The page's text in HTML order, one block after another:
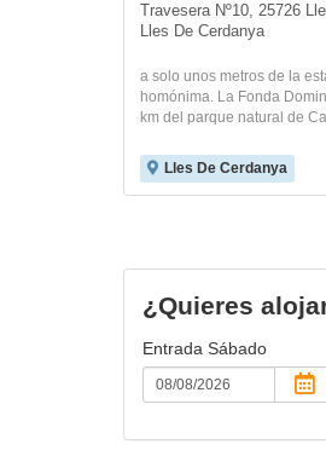
Travesera Nº10, 25726
Lles De Cerdanya
a solo unos metros de la
homónima. La Fonda
km del parque natural de
Lles De Cerdanya
¿Quieres
Entrada Sábado